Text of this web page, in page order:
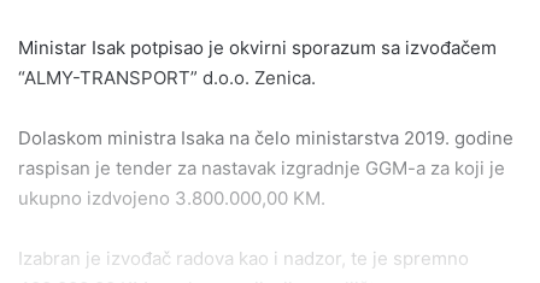
Ministar Isak potpisao je okvirni sporazum sa izvođačem
“ALMY-TRANSPORT” d.o.o. Zenica.
Dolaskom ministra Isaka na čelo ministarstva 2019. godine
raspisan je tender za nastavak izgradnje GGM-a za koji je
ukupno izdvojeno 3.800.000,00 KM.
Izabran je izvođač radova kao i nadzor, te je spremno